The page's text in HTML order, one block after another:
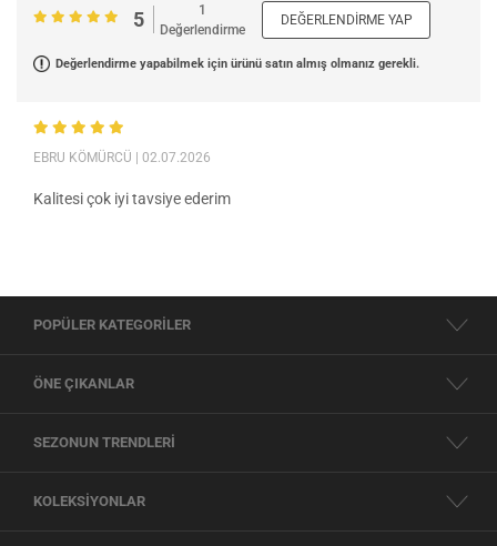
5
1
Değerlendirme
DEĞERLENDIRME YAP
Değerlendirme yapabilmek için ürünü satın almış olmanız gerekli.
EBRU KÖMÜRCÜ | 02.07.2026
Kalitesi çok iyi tavsiye ederim
POPÜLER KATEGORİLER
ÖNE ÇIKANLAR
SEZONUN TRENDLERİ
KOLEKSİYONLAR